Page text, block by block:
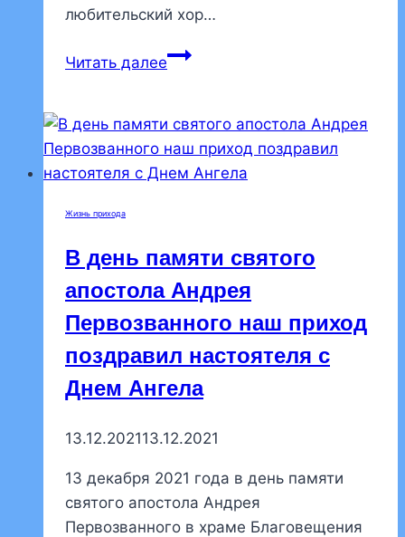
любительский хор…
Читать далееЛюбительский
литургию
Жизнь прихода
В день памяти святого
апостола Андрея
Первозванного наш приход
поздравил настоятеля с
Днем Ангела
13.12.202113.12.2021
13 декабря 2021 года в день памяти
святого апостола Андрея
Первозванного в храме Благовещения